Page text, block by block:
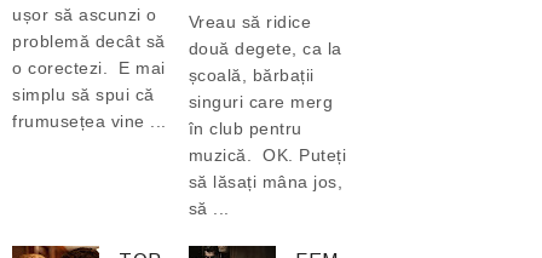
ușor să ascunzi o
problemă decât să
o corectezi. E mai
simplu să spui că
frumusețea vine ...
Vreau să ridice
două degete, ca la
școală, bărbații
singuri care merg
în club pentru
muzică. OK. Puteți
să lăsați mâna jos,
să ...